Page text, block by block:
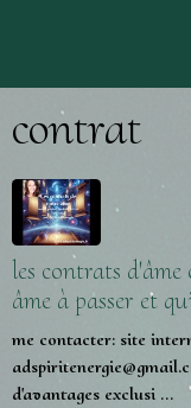
contrat
les contrats
âme à passer et
me contacter: site
d'avantages exclusi ...